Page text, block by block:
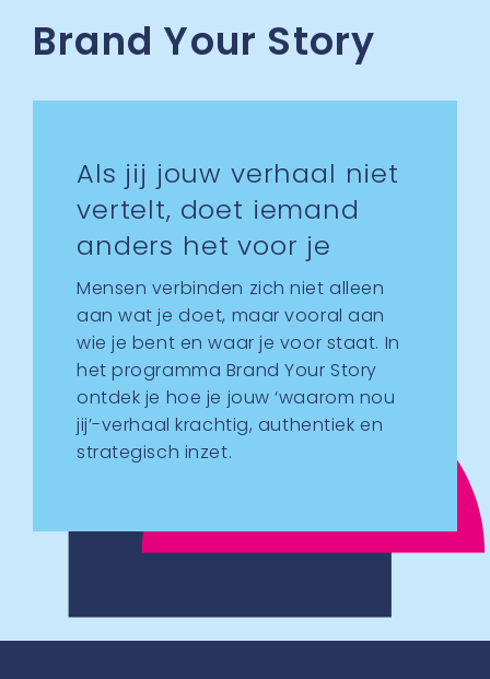
Brand Your Story
Als jij jouw verhaal niet
vertelt, doet iemand
anders het voor je
Mensen verbinden zich niet alleen
aan wat je doet, maar vooral aan
wie je bent en waar je voor staat. In
het programma Brand Your Story
ontdek je hoe je jouw ‘waarom nou
jij’-verhaal krachtig, authentiek en
strategisch inzet.